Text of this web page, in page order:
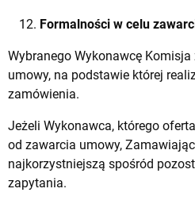
Formalności w celu
Wybranego Wykonawcę
umowy, na podstawie której
zamówienia.
Jeżeli Wykonawca, którego
od zawarcia umowy,
najkorzystniejszą spośród
zapytania.